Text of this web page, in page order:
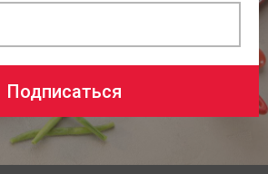
Подписаться